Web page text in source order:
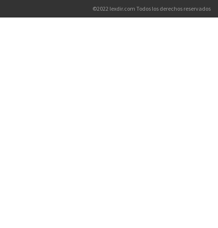
©2022 lexdir.com Todos los derechos reservados